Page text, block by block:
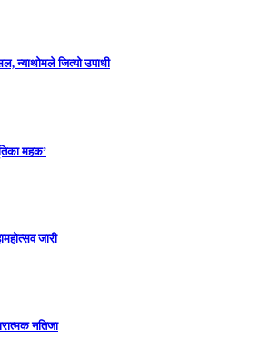
जित्यो उपाधी
महक’
जारी
नतिजा